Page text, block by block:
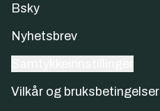
Bsky
Nyhetsbrev
Vilkår og bruksbetingelser